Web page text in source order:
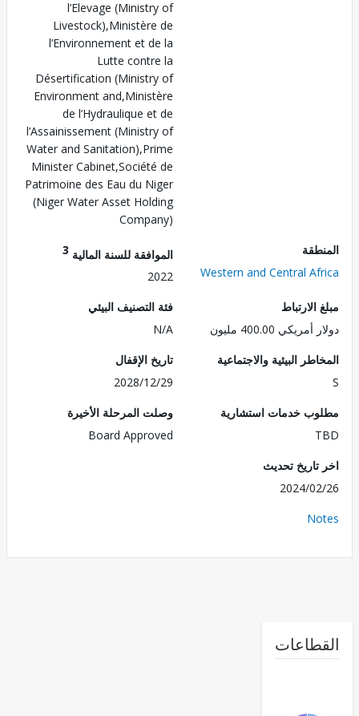
l’Elevage (Ministry of
Livestock),Ministère de
l’Environnement et de la
Lutte contre la
Désertification (Ministry of
Environment and,Ministère
de l’Hydraulique et de
l’Assainissement (Ministry of
Water and Sanitation),Prime
Minister Cabinet,Société de
Patrimoine des Eau du Niger
(Niger Water Asset Holding
Company)
Western and Central
الموافقة للسنة المالية3
2022
400.00 مليون
فئة التصنيف البيئي
N/A
البيئية والاجتماعية
تاريخ الإقفال
2028/12/29
خدمات استشارية
وصلت المرحلة الأخيرة
Board Approved
تحديث
2024/